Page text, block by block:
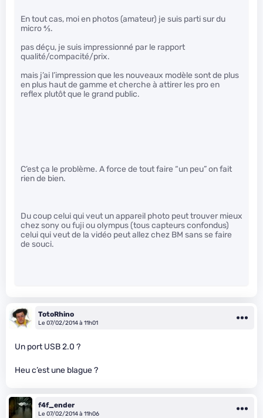
En tout cas, moi en photos (amateur) je suis parti sur du
micro4⁄3.
pas déçu, je suis impressionné par le rapport
qualité/compacité/prix.
mais j’ai l’impression que les nouveaux modèle sont de plus
en plus haut de gamme et cherche à attirer les pro en
reflex plutôt que le grand public.
C’est ça le problème. A force de tout faire “un peu” on fait
rien de bien.
Du coup celui qui veut un appareil photo peut trouver mieux
chez sony ou fuji ou olympus (tous capteurs confondus)
celui qui veut de la vidéo peut allez chez BM sans se faire
de souci.
TotoRhino
Le 07/02/2014 à 11h01
Un port USB 2.0 ?
Heu c’est une blague ?
f4f_ender
Le 07/02/2014 à 11h06